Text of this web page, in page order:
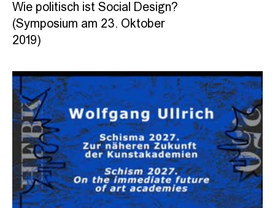
Wie politisch ist Social Design?
(Symposium am 23. Oktober
2019)